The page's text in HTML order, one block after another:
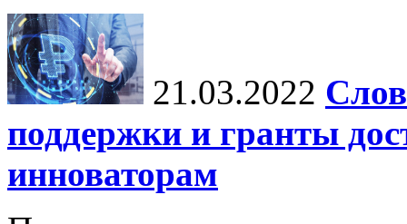
21.03.2022
поддержки и гранты
инноваторам